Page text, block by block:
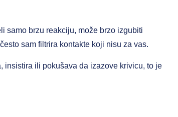
samo brzu reakciju, može brzo izgubiti
sam filtrira kontakte koji nisu za vas.
insistira ili pokušava da izazove krivicu, to je